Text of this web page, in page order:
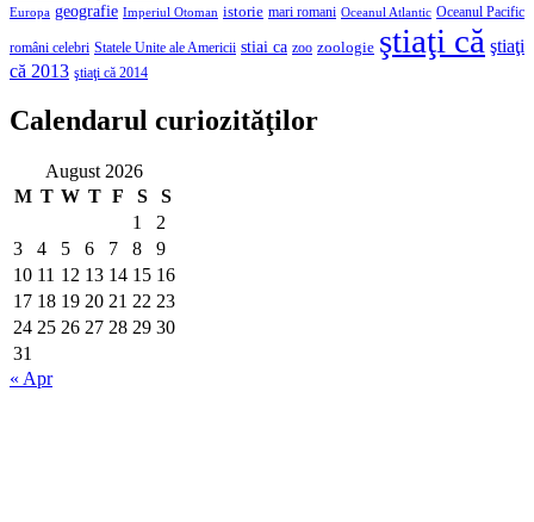
Europa geografie Imperiul Otoman istorie mari romani Oceanul Atlantic Oceanul Pacific
români celebri Statele Unite ale Americii stiai ca zoo zoologie ştiaţi că ştiaţi
că 2013 ştiaţi că 2014
Calendarul curiozităţilor
August 2026
M T W T F S
S
1
2
3
4 5 6 7 8
9
10 11 12 13 14 15 16
17 18 19 20 21 22 23
24 25 26 27 28 29 30
31
« Apr